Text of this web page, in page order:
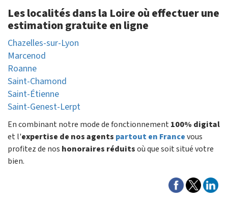
Les localités dans la Loire où effectuer une
estimation gratuite en ligne
Chazelles-sur-Lyon
Marcenod
Roanne
Saint-Chamond
Saint-Étienne
Saint-Genest-Lerpt
En combinant notre mode de fonctionnement 100% digital
et l'expertise de nos agents partout en Francevous
profitez de nos honoraires réduitsoù que soit situé votre
bien.